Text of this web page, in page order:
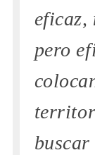
pero
buscar